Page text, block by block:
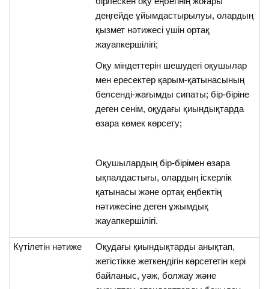
деңгейде ұйымдастырылуы, олардың
қызмет нәтижесі үшін ортақ
жауапкершілігі;
Оқу міндеттерін шешудегі оқушылар
мен ересектер қарым-қатынасының
белсенді-жағымды сипаты; бір-біріне
деген сенім, оқудағы қиындықтарда
өзара көмек көрсету;
Оқушылардың бір-бірімен өзара
ықпалдастығы, олардың іскерлік
қатынасы және ортақ еңбектің
нәтижесіне деген ұжымдық
жауапкершілігі.
Күтілетін нәтиже
Оқудағы қиындықтарды анықтап,
жетістікке жеткендігін көрсететін кері
байланыс, уәж, болжау және